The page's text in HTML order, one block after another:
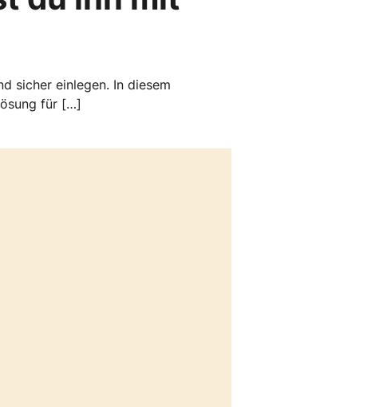
sicher einlegen. In diesem
für […]